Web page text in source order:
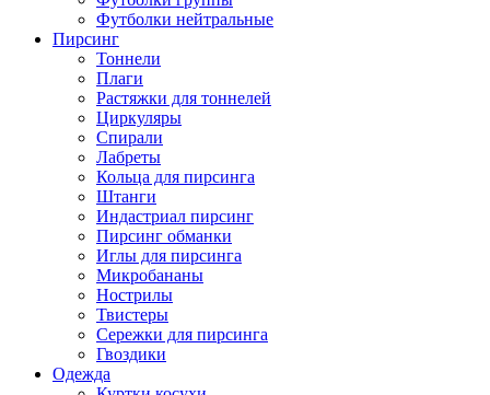
Футболки нейтральные
Пирсинг
Тоннели
Плаги
Растяжки для тоннелей
Циркуляры
Спирали
Лабреты
Кольца для пирсинга
Штанги
Индастриал пирсинг
Пирсинг обманки
Иглы для пирсинга
Микробананы
Нострилы
Твистеры
Сережки для пирсинга
Гвоздики
Одежда